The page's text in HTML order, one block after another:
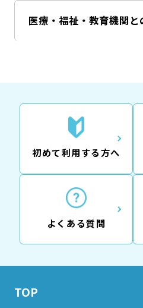
医療・福祉・教育機関と
初めて利用する方へ
よくある質問
TOP